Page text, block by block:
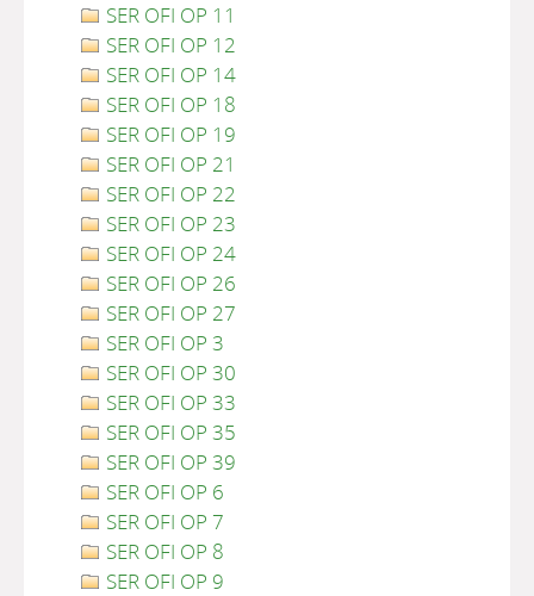
SER OFI OP 11
SER OFI OP 12
SER OFI OP 14
SER OFI OP 18
SER OFI OP 19
SER OFI OP 21
SER OFI OP 22
SER OFI OP 23
SER OFI OP 24
SER OFI OP 26
SER OFI OP 27
SER OFI OP 3
SER OFI OP 30
SER OFI OP 33
SER OFI OP 35
SER OFI OP 39
SER OFI OP 6
SER OFI OP 7
SER OFI OP 8
SER OFI OP 9